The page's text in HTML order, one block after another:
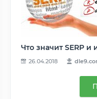
Что значит SERP и
26.04.2018